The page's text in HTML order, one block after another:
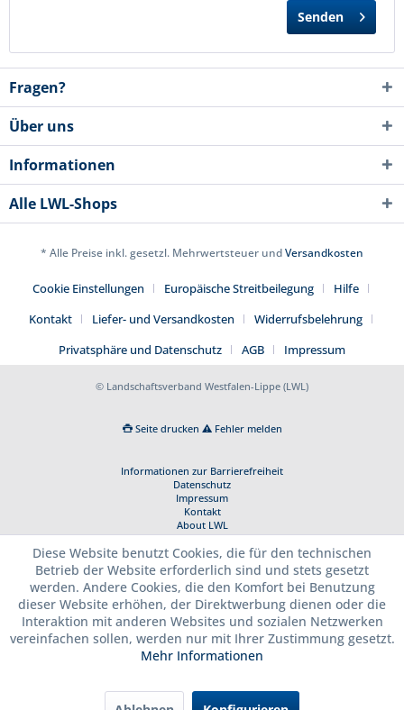
Senden
Fragen?
Über uns
Informationen
Alle LWL-Shops
* Alle Preise inkl. gesetzl. Mehrwertsteuer undVersandkosten
Cookie Einstellungen Europäische Streitbeilegung
Hilfe
Kontakt
Liefer- und Versandkosten
Widerrufsbelehrung
Privatsphäre und Datenschutz
AGB Impressum
© Landschaftsverband Westfalen-Lippe (LWL)
Seite drucken Fehler melden
Informationen zur Barrierefreiheit
Datenschutz
Impressum
Kontakt
About LWL
Diese Website benutzt Cookies, die für den technischen
Betrieb der Website erforderlich sind und stets gesetzt
werden. Andere Cookies, die den Komfort bei Benutzung
dieser Website erhöhen, der Direktwerbung dienen oder die
Interaktion mit anderen Websites und sozialen Netzwerken
vereinfachen sollen, werden nur mit Ihrer Zustimmung gesetzt.
Mehr Informationen